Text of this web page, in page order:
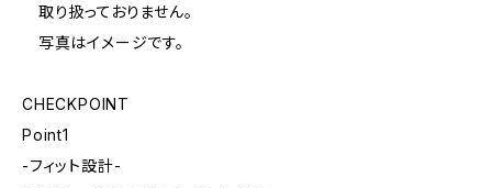
取り扱っておりません。
写真はイメージです。
CHECKPOINT
Point1
-フィット設計-